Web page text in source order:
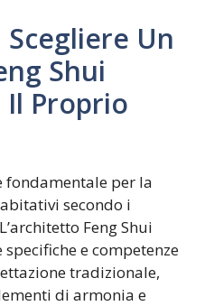
Un
Shui
Il Proprio
fondamentale per la
secondo i
Feng Shui
specifiche e competenze
tradizionale,
di armonia e